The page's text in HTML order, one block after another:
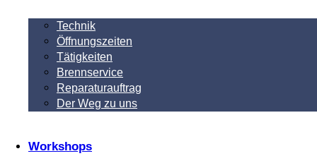
Technik
Öffnungszeiten
Tätigkeiten
Brennservice
Reparaturauftrag
Der Weg zu uns
Workshops